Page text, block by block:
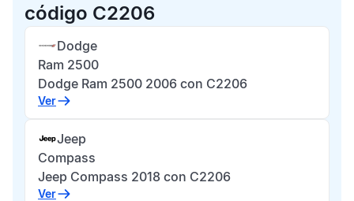
código C2206
Dodge
Ram 2500
Dodge Ram 2500 2006 con C2206
Ver
Jeep
Compass
Jeep Compass 2018 con C2206
Ver